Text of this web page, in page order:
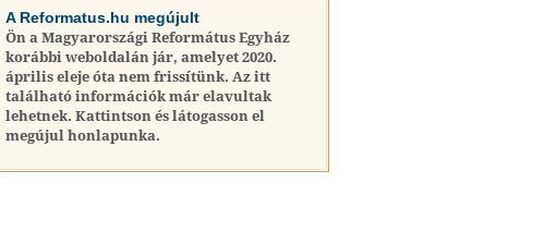
A Reformatus.hu megújult
Ön a Magyarországi Református Egyház
korábbi weboldalán jár, amelyet 2020.
április eleje óta nem frissítünk. Az itt
található információk már elavultak
lehetnek. Kattintson és látogasson el
megújul honlapunka.